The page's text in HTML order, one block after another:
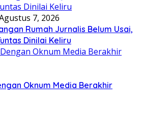
7, 2026
Rumah Jurnalis Belum Usai,
Dinilai Keliru
Oknum Media Berakhir